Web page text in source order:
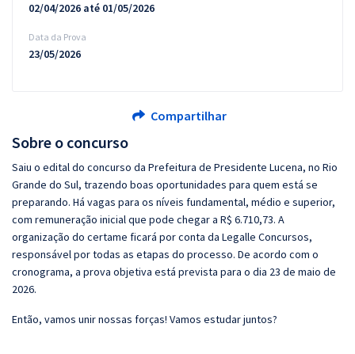
Sobre o concurso
Saiu o edital do concurso da Prefeitura de Presidente Lucena, no Rio
Grande do Sul, trazendo boas oportunidades para quem está se
preparando. Há vagas para os níveis fundamental, médio e superior,
com remuneração inicial que pode chegar a R$ 6.710,73. A
organização do certame ficará por conta da Legalle Concursos,
responsável por todas as etapas do processo. De acordo com o
cronograma, a prova objetiva está prevista para o dia 23 de maio de
2026.
Então, vamos unir nossas forças! Vamos estudar juntos?
02/04/2026 até 01/05/2026
Data da Prova
23/05/2026
Compartilhar